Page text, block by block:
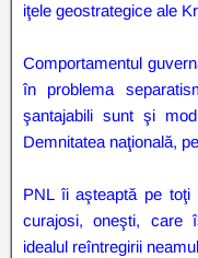
iţele geostrategice ale
Comportamentul
în problema
şantajabili sunt şi
Demnitatea naţională,
PNL îi aşteaptă pe toţi
curajosi, oneşti, care
idealul reîntregirii